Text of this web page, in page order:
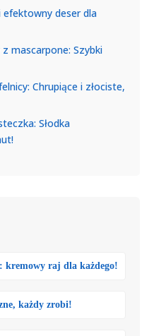
efektowny deser dla
mascarpone: Szybki
Chrupiące i złociste,
Słodka
kremowy raj dla każdego!
każdy zrobi!